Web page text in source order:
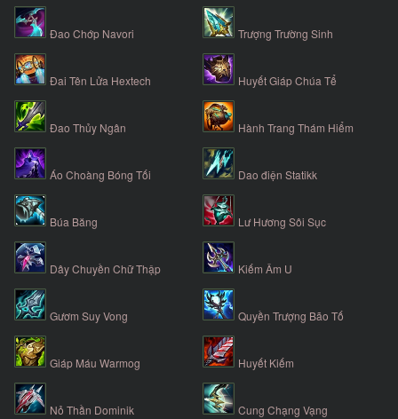
Đao Chớp Navori Trượng Trường Sinh
Đai Tên Lửa Hextech Huyết Giáp Chúa Tể
Đao Thủy Ngân Hành Trang Thám Hiểm
Áo Choàng Bóng Tối Dao điện Statikk
Búa Băng Lư Hương Sôi Sục
Dây Chuyền Chữ Thập Kiếm Âm U
Gươm Suy Vong Quyền Trượng Bão Tố
Giáp Máu Warmog Huyết Kiếm
Nỏ Thần Dominik Cung Chạng Vạng